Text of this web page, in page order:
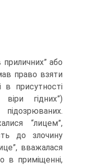
приличних” або
право взяти
присутності
гідних”)
“лицем”,
до злочину
вважалася
в приміщенні,